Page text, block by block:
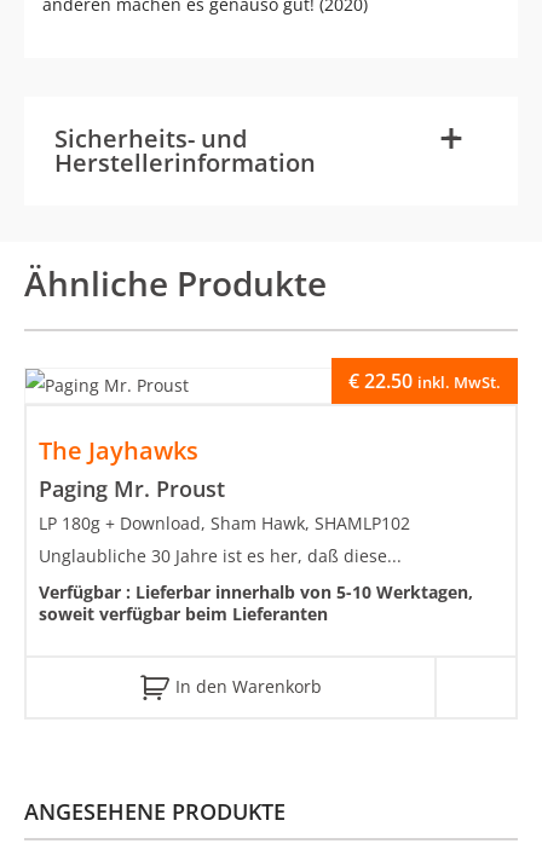
Sicherheits- und
Herstellerinformation +
-
Ähnliche Produkte
The Jayhawks
Paging Mr. Proust
€22.50 inkl. MwSt.
LP 180g + Download, Sham Hawk, SHAMLP102
Unglaubliche 30 Jahre ist es her, daß diese...
Verfügbar : Lieferbar innerhalb von 5-10 Werktagen,
soweit verfügbar beim Lieferanten
In den Warenkorb
ANGESEHENE PRODUKTE